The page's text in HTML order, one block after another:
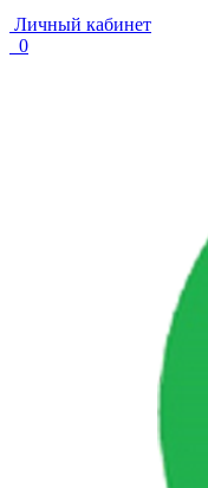
Личный кабинет
0